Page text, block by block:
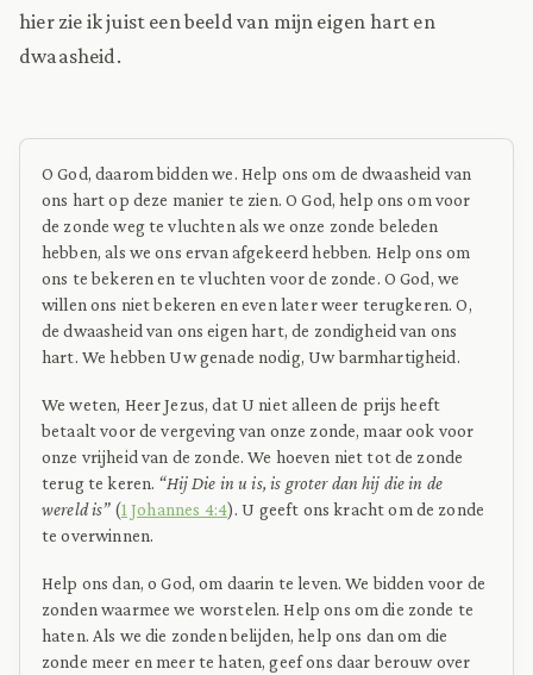
hier zie ik juist een beeld van mijn eigen hart en
dwaasheid.
O God, daarom bidden we. Help ons om de dwaasheid van
ons hart op deze manier te zien. O God, help ons om voor
de zonde weg te vluchten als we onze zonde beleden
hebben, als we ons ervan afgekeerd hebben. Help ons om
ons te bekeren en te vluchten voor de zonde. O God, we
willen ons niet bekeren en even later weer terugkeren. O,
de dwaasheid van ons eigen hart, de zondigheid van ons
hart. We hebben Uw genade nodig, Uw barmhartigheid.
We weten, Heer Jezus, dat U niet alleen de prijs heeft
betaalt voor de vergeving van onze zonde, maar ook voor
onze vrijheid van de zonde. We hoeven niet tot de zonde
terug te keren. “Hij Die in u is, is groter dan hij die in de
wereld is”(1 Johannes 4:4). U geeft ons kracht om de zonde
te overwinnen.
Help ons dan, o God, om daarin te leven. We bidden voor de
zonden waarmee we worstelen. Help ons om die zonde te
haten. Als we die zonden belijden, help ons dan om die
zonde meer en meer te haten, geef ons daar berouw over